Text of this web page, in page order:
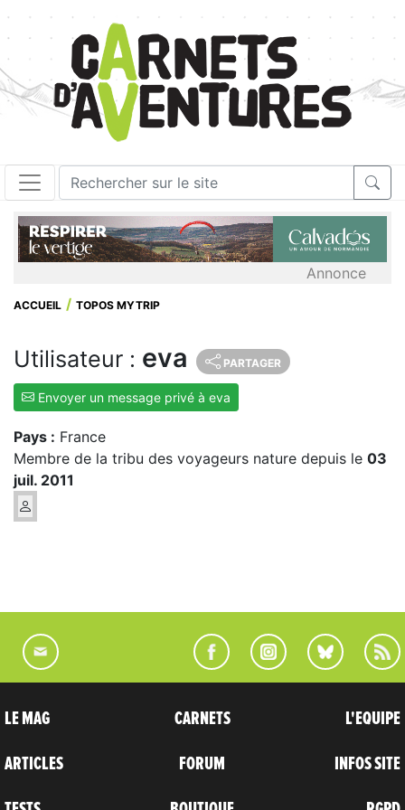
Annonce
ACCUEIL TOPOS MYTRIP
Utilisateur : eva PARTAGER
Envoyer un message privé à eva
Pays : France
Membre de la tribu des voyageurs nature depuis le 03
juil. 2011
LE MAG
ARTICLES
CARNETS
FORUM
L'EQUIPE
INFOS SITE